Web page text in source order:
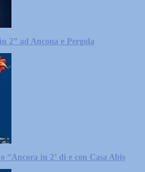
2” ad Ancona e Pergola
“Ancora in 2’ di e con Casa Abis